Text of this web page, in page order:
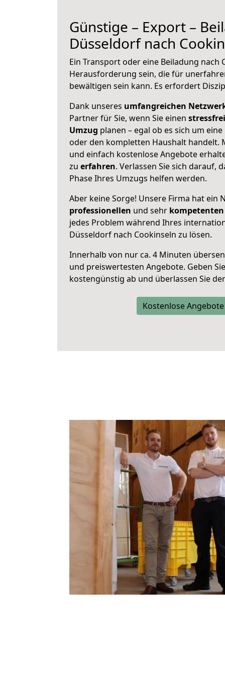
Günstige – Export –
Düsseldorf nach
Ein Transport oder eine Beiladung nach
Herausforderung sein, die für
bewältigen sein kann. Es erfordert
Dank unseres umfangreichen
Partner für Sie, wenn Sie einen
Umzug planen – egal ob es sich um
oder den kompletten Haushalt handelt.
und einfach kostenlose Angebote
zu erfahren. Verlassen Sie sich darauf,
Phase Ihres Umzugs helfen werden.
Aber keine Sorge! Unsere Firma hat ein
professionellen und sehr
jedes Problem während Ihres
Düsseldorf nach Cookinseln zu lösen.
Innerhalb von nur ca. 4 Minuten
und preiswertesten Angebote. Geben
kostengünstig ab und überlassen Sie
Kostenlose